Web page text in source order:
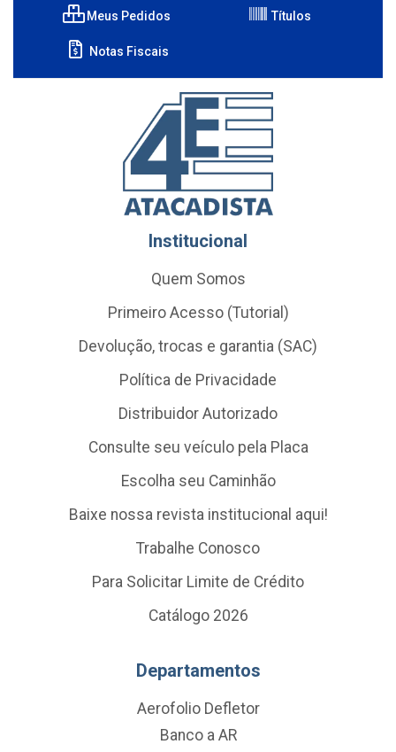
Meus Pedidos Títulos
Notas Fiscais
Institucional
Quem Somos
Primeiro Acesso (Tutorial)
Devolução, trocas e garantia (SAC)
Política de Privacidade
Distribuidor Autorizado
Consulte seu veículo pela Placa
Escolha seu Caminhão
Baixe nossa revista institucional aqui!
Trabalhe Conosco
Para Solicitar Limite de Crédito
Catálogo 2026
Departamentos
Aerofolio Defletor
Banco a AR